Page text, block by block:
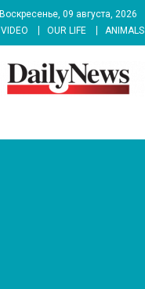
Воскресенье, 09 августа, 2026
VIDEO OUR LIFE ANIMALS